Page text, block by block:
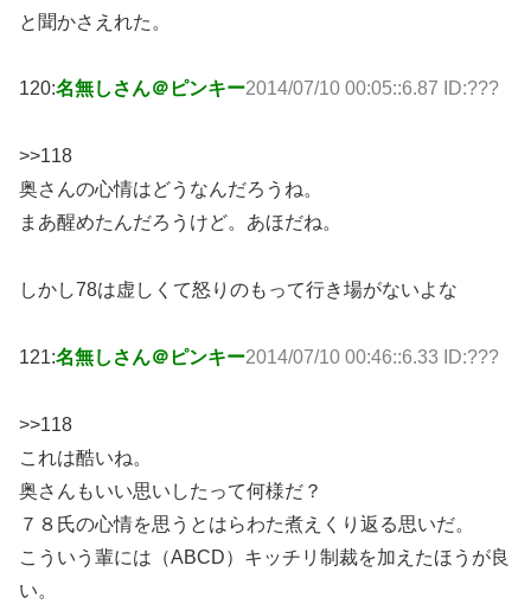
と聞かさえれた。
120:名無しさん＠ピンキー2014/07/10 00:05::6.87 ID:???
>>118
奥さんの心情はどうなんだろうね。
まあ醒めたんだろうけど。あほだね。
しかし78は虚しくて怒りのもって行き場がないよな
121:名無しさん＠ピンキー2014/07/10 00:46::6.33 ID:???
>>118
これは酷いね。
奥さんもいい思いしたって何様だ？
７８氏の心情を思うとはらわた煮えくり返る思いだ。
こういう輩には（ABCD）キッチリ制裁を加えたほうが良
い。